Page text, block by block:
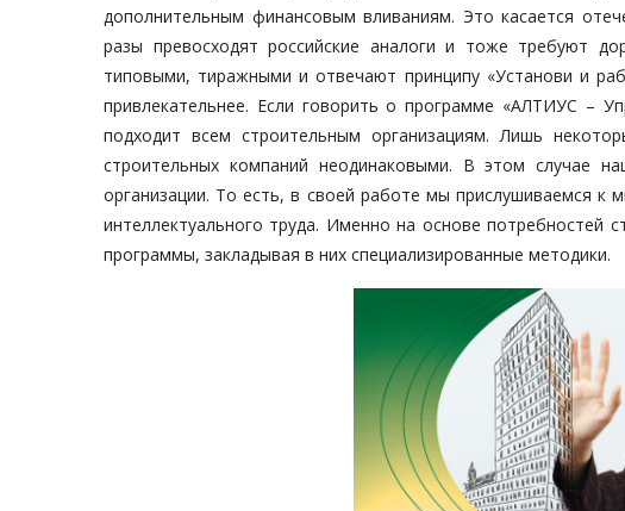
дополнительным финансовым вливаниям. Это касается
разы превосходят российские аналоги и тоже требуют
типовыми, тиражными и отвечают принципу «Установи и
привлекательнее. Если говорить о программе «АЛТИУС –
подходит всем строительным организациям. Лишь
строительных компаний неодинаковыми. В этом случае
организации. То есть, в своей работе мы прислушиваемся к
интеллектуального труда. Именно на основе
программы, закладывая в них специализированные методики.